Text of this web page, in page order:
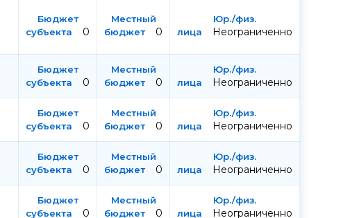
0 0 Неограниченно
0 0 Неограниченно
0 0 Неограниченно
0 0 Неограниченно
0 0 Неограниченно